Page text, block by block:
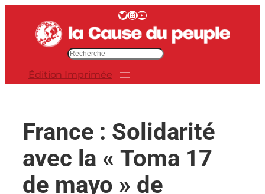
contenu
Twitter InstagramYouTube
e
Édition Imprimée
France : Solidarité
avec la « Toma 17
de mayo » de